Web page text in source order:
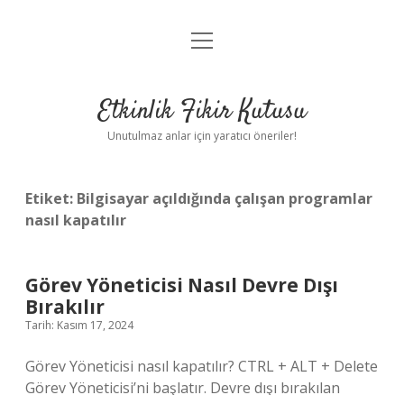
Anasayfa
Yasal Uyarı
menüyü
Etkinlik Fikir Kutusu
Unutulmaz anlar için yaratıcı öneriler!
Etiket: Bilgisayar açıldığında çalışan programlar
nasıl kapatılır
Görev Yöneticisi Nasıl Devre Dışı
Bırakılır
Tarih: Kasım 17, 2024
Görev Yöneticisi nasıl kapatılır? CTRL + ALT + Delete
Görev Yöneticisi’ni başlatır. Devre dışı bırakılan